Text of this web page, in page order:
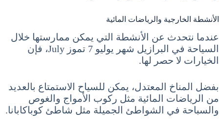
الأنشطة الخارجية والرياضات المائية
عندما نتحدث عن الأنشطة التي يمكن ممارستها خلال
السياحة في البرازيل شهر يوليو 7 تموز July، فإن
الخيارات لا حصر لها.
بفضل المناخ المعتدل، يمكن للسياح الاستمتاع بالعديد
من الرياضات المائية مثل ركوب الأمواج والغوص
والسباحة في الشواطئ الجميلة مثل شاطئ كوباكابانا.